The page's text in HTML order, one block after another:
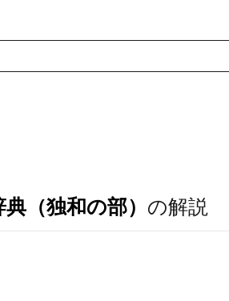
（独和の部） の解説